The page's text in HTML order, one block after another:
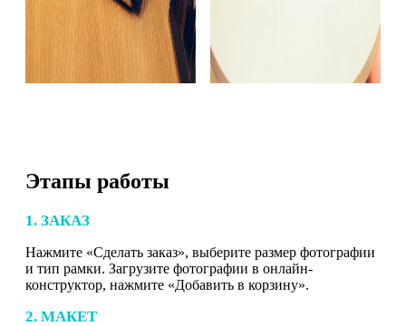
Этапы работы
1. ЗАКАЗ
Нажмите «Сделать заказ», выберите размер фотографии
и тип рамки. Загрузите фотографии в онлайн-
конструктор, нажмите «Добавить в корзину».
2. МАКЕТ